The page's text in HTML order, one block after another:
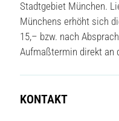
Stadtgebiet München.
Münchens erhöht sich
15,– bzw. nach
Aufmaßtermin direkt an
KONTAKT